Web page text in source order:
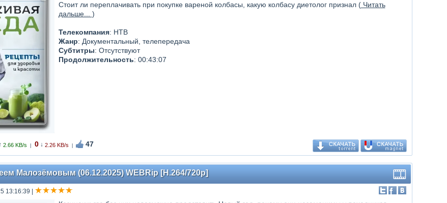
Стоит ли переплачивать при покупке вареной колбасы, какую колбасу диетолог признал (Читать
дальше... )
Телекомпания: НТВ
Жанр: Документальный, телепередача
Субтитры: Отсутствуют
Продолжительность: 00:43:07
2.66 KB/s 0 ↓ 2.26 KB/s 47
Малозёмовым (06.12.2025) WEBRip [H.264/720p]
13:16:39